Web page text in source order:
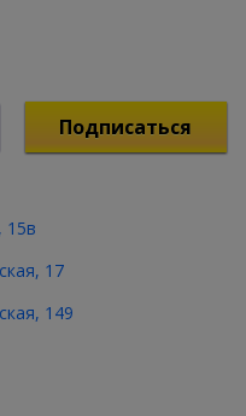
Подписаться
15в
17
149